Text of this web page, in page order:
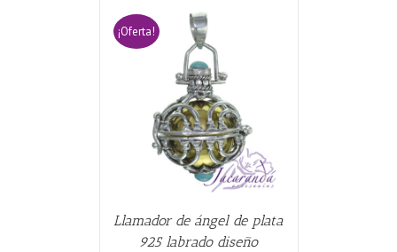
€22.80.
¡Oferta!
Llamador de ángel de plata
925 labrado diseño